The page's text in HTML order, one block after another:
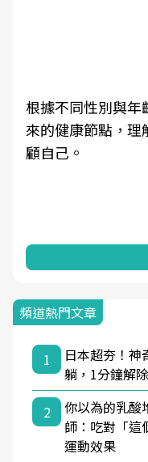
根據不同性別與
來的健康節點，
顧自己。
頻道熱門文章
1
日本超夯！神
躺，1分鐘解
2
你以為的乳酸
師：吃對「這
運動效果